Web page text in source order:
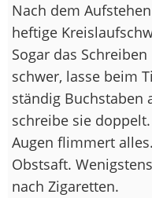
Nach dem
heftige
Sogar das
schwer, lasse beim
ständig Buchstaben
schreibe sie
Augen flimmert
Obstsaft.
nach Zigaretten.